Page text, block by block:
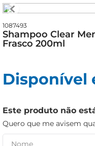
1087493
Shampoo Clear
Frasco 200ml
Disponível
Este produto não
Quero que me avisem
azeite
iogurte
papel higiênico
cerveja